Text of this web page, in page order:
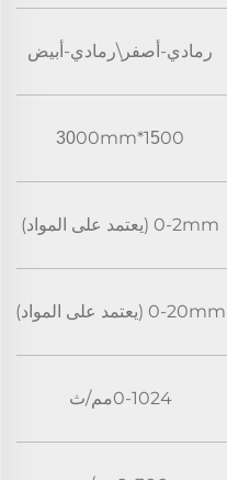
رمادي-أصفر\رمادي-أبيض
1500*
3000mm
0-2mm (يعتمد على المواد)
0-20mm (يعتمد على المواد)
0-1024مم/ث